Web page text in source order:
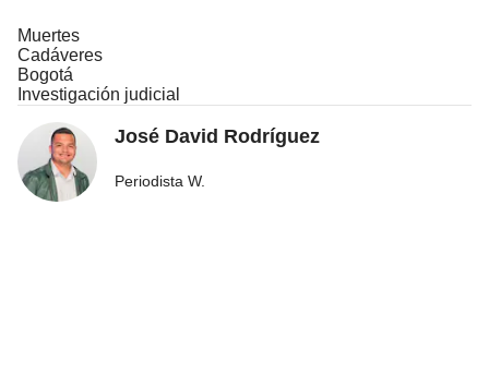
Muertes
Cadáveres
Bogotá
Investigación judicial
José David Rodríguez
Periodista W.